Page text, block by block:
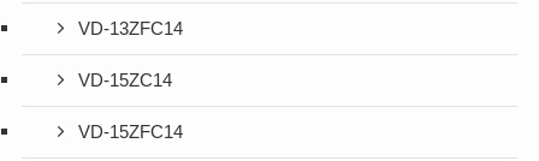
VD-13ZFC14
VD-15ZC14
VD-15ZFC14